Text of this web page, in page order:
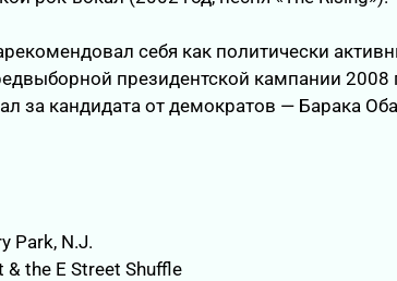
себя как политически
президентской кампании 2008
за кандидата от демократов — Барака
Park, N.J.
& the E Street Shuffle